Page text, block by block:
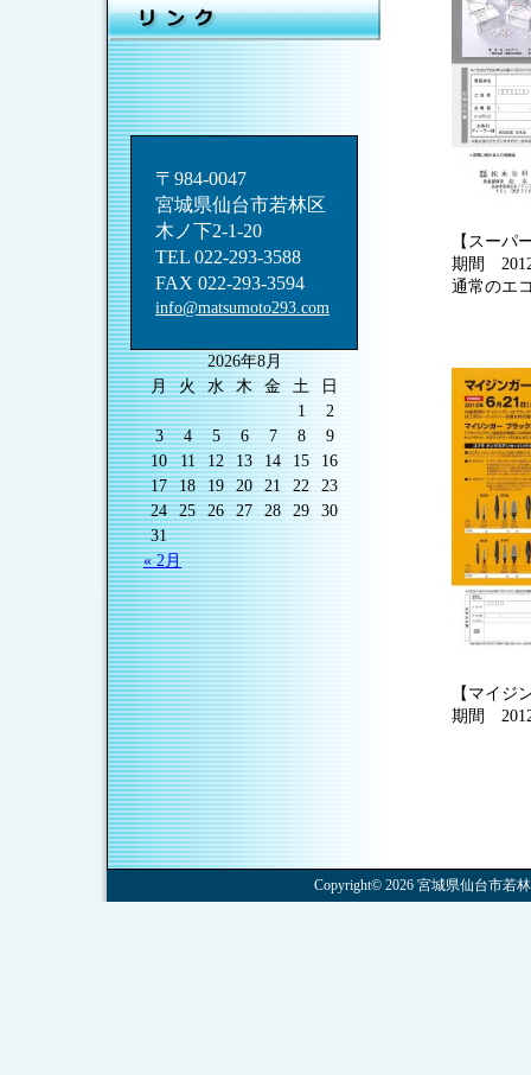
〒984-0047
宮城県仙台市若林区
木ノ下2-1-20
TEL 022-293-3588
FAX 022-293-3594
info@matsumoto293.com
2026年8月
月
火 水 木 金 土
日
1
2
3
4 5 6 7 8
9
10
11 12 13 14 15
16
17
18 19 20 21 22
23
24
25 26 27 28 29
30
31
« 2月
【スーパ
期間
通常のエ
【マイジ
期間
Copyright© 2026 宮城県仙台市若